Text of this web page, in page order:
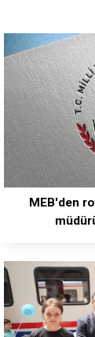
MEB'den